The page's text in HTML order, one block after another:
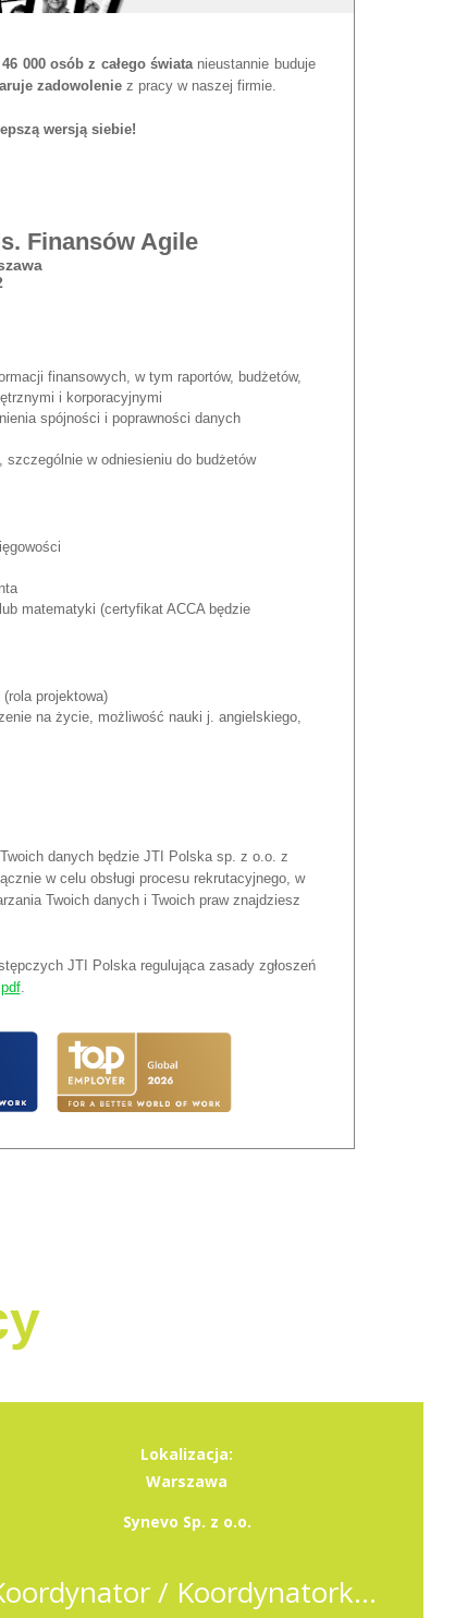
46 000 osób z całego świata nieustannie buduje
zadowolenie z pracy w naszej firmie.
wersją siebie!
Finansów Agile
finansowych, w tym raportów, budżetów,
i korporacyjnymi
spójności i poprawności danych
w odniesieniu do budżetów
matematyki (certyfikat ACCA będzie
projektowa)
na życie, możliwość nauki j. angielskiego,
danych będzie JTI Polska sp. z o.o. z
w celu obsługi procesu rekrutacyjnego, w
Twoich danych i Twoich praw znajdziesz
JTI Polska regulująca zasady zgłoszeń
.
Lokalizacja:
Warszawa
Synevo Sp. z o.o.
Koordynator / Koordynatorka ds. Kontrolingu i Analiz Biznesowych